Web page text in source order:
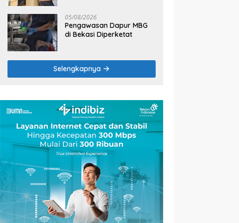
05/08/2026
Pengawasan Dapur MBG
di Bekasi Diperketat
Selengkapnya